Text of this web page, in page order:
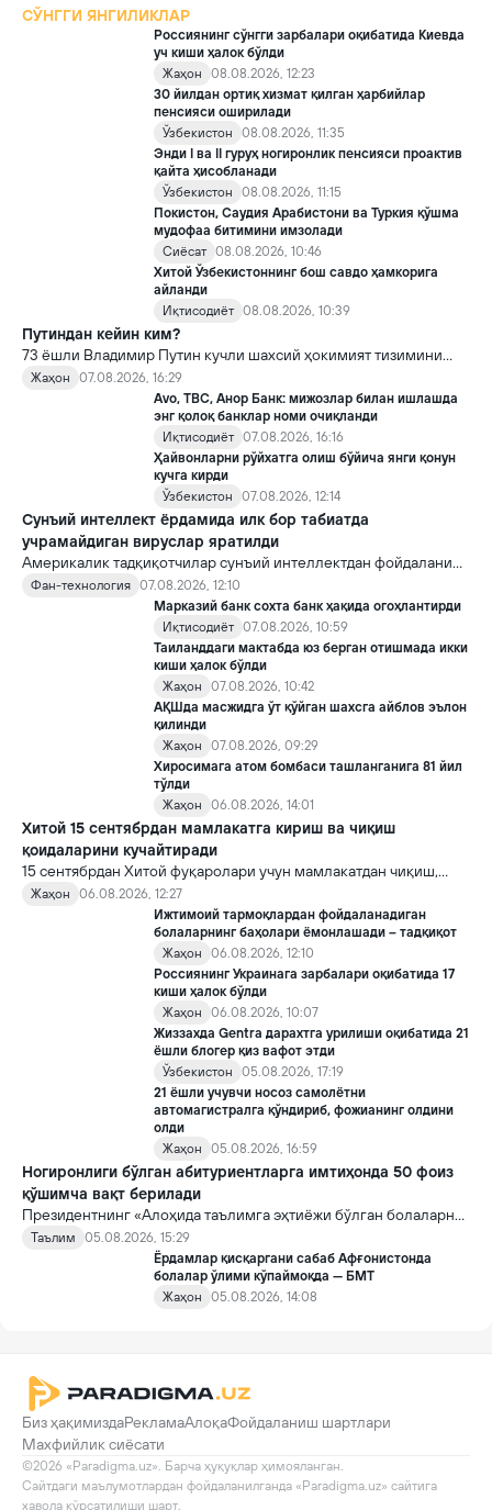
СЎНГГИ ЯНГИЛИКЛАР
Россиянинг сўнгги зарбалари оқибатида Киевда
уч киши ҳалок бўлди
Жаҳон
08.08.2026, 12:23
30 йилдан ортиқ хизмат қилган ҳарбийлар
пенсияси оширилади
Ўзбекистон
08.08.2026, 11:35
Энди I ва II гуруҳ ногиронлик пенсияси проактив
қайта ҳисобланади
Ўзбекистон
08.08.2026, 11:15
Покистон, Саудия Арабистони ва Туркия қўшма
мудофаа битимини имзолади
Сиёсат 08.08.2026, 10:46
Хитой Ўзбекистоннинг бош савдо ҳамкорига
айланди
Иқтисодиёт 08.08.2026, 10:39
Путиндан кейин ким?
73 ёшли Владимир Путин кучли шахсий ҳокимият тизимини
яратди, аммо ундан кейин ким келиши ва ҳокимиятни
топшириш механизми ҳали ноаниқ. Таҳлилчилар фикрича, бу
Кремлда ворислик жангига олиб келиши мумкин.
Жаҳон
07.08.2026, 16:29
Avo, TBC, Анор Банк: мижозлар билан ишлашда
энг қолоқ банклар номи очиқланди
Иқтисодиёт 07.08.2026, 16:16
Ҳайвонларни рўйхатга олиш бўйича янги қонун
кучга кирди
Ўзбекистон
07.08.2026, 12:14
Сунъий интеллект ёрдамида илк бор табиатда
учрамайдиган вируслар яратилди
Америкалик тадқиқотчилар сунъий интеллектдан фойдаланиб
16 та вирус яратди. Бу кашфиёт янги ютуқларга умид уйғотиш
билан бирга, ундан нотўғри мақсадда фойдаланиш борасидаги
хавотирларни ҳам кучайтирмоқда.
Фан-технология 07.08.2026, 12:10
Марказий банк сохта банк ҳақида огоҳлантирди
Иқтисодиёт 07.08.2026, 10:59
Таиланддаги мактабда юз берган отишмада икки
киши ҳалок бўлди
Жаҳон
07.08.2026, 10:42
АҚШда масжидга ўт қўйган шахсга айблов эълон
қилинди
Жаҳон
07.08.2026, 09:29
Хиросимага атом бомбаси ташланганига 81 йил
тўлди
Жаҳон
06.08.2026, 14:01
Хитой 15 сентябрдан мамлакатга кириш ва чиқиш
қоидаларини кучайтиради
15 сентябрдан Хитой фуқаролари учун мамлакатдан чиқиш,
хорижликлар учун эса Хитойга кириш тартиби бўйича янги
қоидалар кучга киради.
Жаҳон
06.08.2026, 12:27
Ижтимоий тармоқлардан фойдаланадиган
болаларнинг баҳолари ёмонлашади – тадқиқот
Жаҳон
06.08.2026, 12:10
Россиянинг Украинага зарбалари оқибатида 17
киши ҳалок бўлди
Жаҳон
06.08.2026, 10:07
Жиззахда Gentra дарахтга урилиши оқибатида 21
ёшли блогер қиз вафот этди
Ўзбекистон
05.08.2026, 17:19
21 ёшли учувчи носоз самолётни
автомагистралга қўндириб, фожианинг олдини
олди
Жаҳон
05.08.2026, 16:59
Ногиронлиги бўлган абитуриентларга имтиҳонда 50 фоиз
қўшимча вақт берилади
Президентнинг «Алоҳида таълимга эҳтиёжи бўлган болаларни
таълим ва ижтимоий хизматлар билан қамраб олиш тизимини
такомиллаштириш бўйича қўшимча чора-тадбирлар
тўғрисида»ги қарори билан инклюзив таълим соҳасида қатор
янги механизмлар жорий этилади.
Таълим
05.08.2026, 15:29
Ёрдамлар қисқаргани сабаб Афғонистонда
болалар ўлими кўпаймоқда — БМТ
Жаҳон
05.08.2026, 14:08
Биз ҳақимиздаРекламаАлоқаФойдаланиш шартлари
Махфийлик сиёсати
©2026 «Paradigma.uz». Барча ҳуқуқлар ҳимояланган.
Сайтдаги маълумотлардан фойдаланилганда «Paradigma.uz» сайтига
хавола кўрсатилиши шарт.